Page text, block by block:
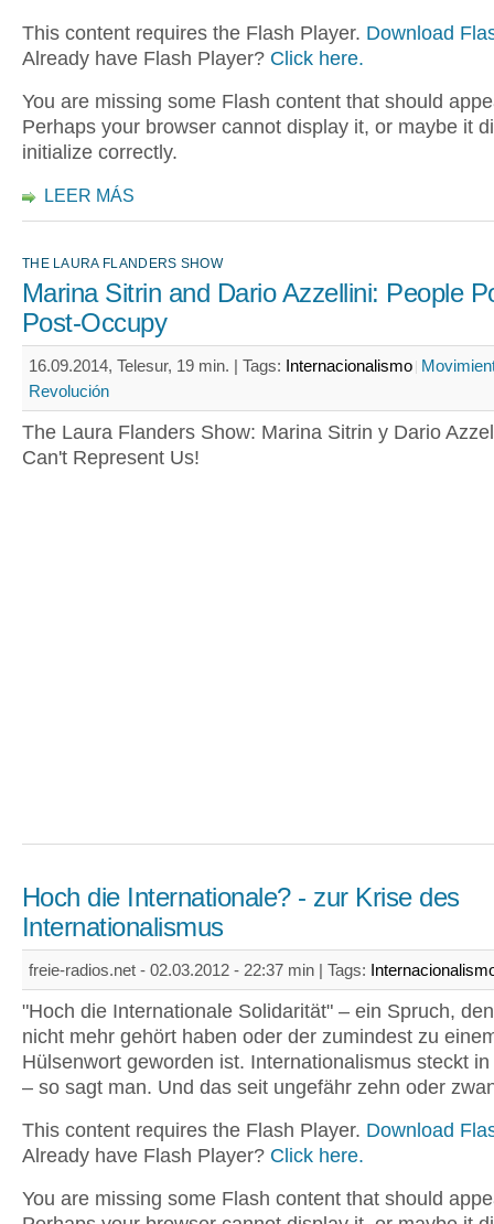
This content requires the Flash Player. Download
Already have Flash Player? Click here.
You are missing some Flash content that should
Perhaps your browser cannot display it, or maybe it
initialize correctly.
LEER MÁS
THE LAURA FLANDERS SHOW
Marina Sitrin and Dario Azzellini: People
Post-Occupy
16.09.2014, Telesur, 19 min. | Tags: Internacionalismo
Revolución
The Laura Flanders Show: Marina Sitrin y Dario
Can't Represent Us!
Hoch die Internationale? - zur Krise des
Internationalismus
freie-radios.net - 02.03.2012 - 22:37 min | Tags:
"Hoch die Internationale Solidarität" – ein Spruch,
nicht mehr gehört haben oder der zumindest zu
Hülsenwort geworden ist. Internationalismus steckt
– so sagt man. Und das seit ungefähr zehn oder
This content requires the Flash Player. Download
Already have Flash Player? Click here.
You are missing some Flash content that should